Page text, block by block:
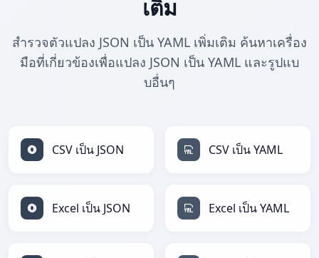
เติม
สำรวจตัวแปลง JSON เป็น YAML เพิ่มเติม ค้นหาเครื่อง
มือที่เกี่ยวข้องเพื่อแปลง JSON เป็น YAML และรูปแบ
บอื่นๆ
CSV เป็น JSON CSV เป็น YAML
Excel เป็น JSON Excel เป็น YAML